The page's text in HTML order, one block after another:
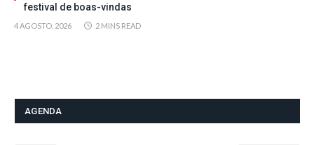
festival de boas-vindas
4 AGOSTO, 2026 2 MINS READ
AGENDA